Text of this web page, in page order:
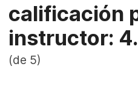
calificación
instructor:
(de 5)